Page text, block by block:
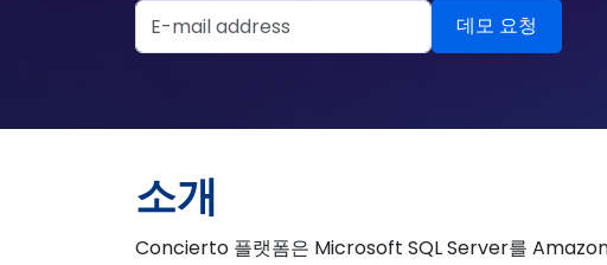
Email Address
소개
Concierto 플랫폼은 Microsoft SQL Server를 Amazon